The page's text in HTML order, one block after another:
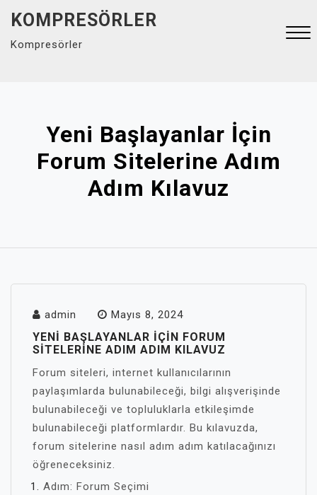
content
KOMPRESÖRLER
Kompresörler
Yeni Başlayanlar İçin
Forum Sitelerine Adım
Adım Kılavuz
admin Mayıs 8, 2024
YENI BAŞLAYANLAR İÇIN FORUM
SITELERINE ADIM ADIM KILAVUZ
Forum siteleri, internet kullanıcılarının
paylaşımlarda bulunabileceği, bilgi alışverişinde
bulunabileceği ve topluluklarla etkileşimde
bulunabileceği platformlardır. Bu kılavuzda,
forum sitelerine nasıl adım adım katılacağınızı
öğreneceksiniz.
Adım: Forum Seçimi